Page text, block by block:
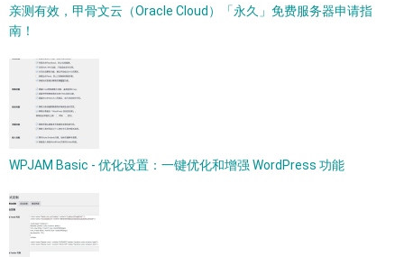
亲测有效，甲骨文云（Oracle Cloud）「永久」免费服务器申请指
南！
WPJAM Basic - 优化设置：一键优化和增强 WordPress 功能